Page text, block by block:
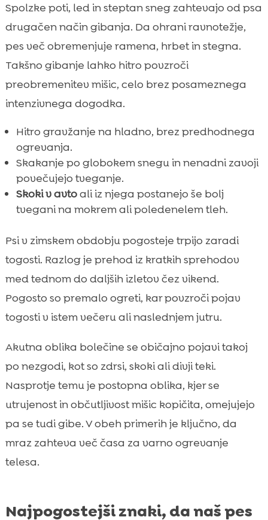
Spolzke poti, led in steptan sneg zahtevajo od psa
drugačen način gibanja. Da ohrani ravnotežje,
pes več obremenjuje ramena, hrbet in stegna.
Takšno gibanje lahko hitro povzroči
preobremenitev mišic, celo brez posameznega
intenzivnega dogodka.
Hitro gravžanje na hladno, brez predhodnega
ogrevanja.
Skakanje po globokem snegu in nenadni zavoji
povečujejo tveganje.
Skoki v avtoali iz njega postanejo še bolj
tvegani na mokrem ali poledenelem tleh.
Psi v zimskem obdobju pogosteje trpijo zaradi
togosti. Razlog je prehod iz kratkih sprehodov
med tednom do daljših izletov čez vikend.
Pogosto so premalo ogreti, kar povzroči pojav
togosti v istem večeru ali naslednjem jutru.
Akutna oblika bolečine se običajno pojavi takoj
po nezgodi, kot so zdrsi, skoki ali divji teki.
Nasprotje temu je postopna oblika, kjer se
utrujenost in občutljivost mišic kopičita, omejujejo
pa se tudi gibe. V obeh primerih je ključno, da
mraz zahteva več časa za varno ogrevanje
telesa.
Najpogostejši znaki, da naš pes